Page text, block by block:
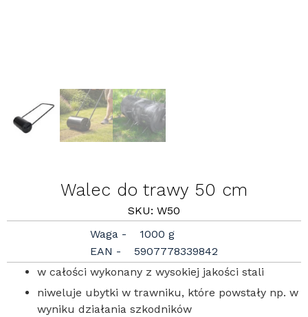
Walec do trawy 50 cm
SKU: W50
Waga
1000 g
EAN
5907778339842
w całości wykonany z wysokiej jakości stali
niweluje ubytki w trawniku, które powstały np. w
wyniku działania szkodników